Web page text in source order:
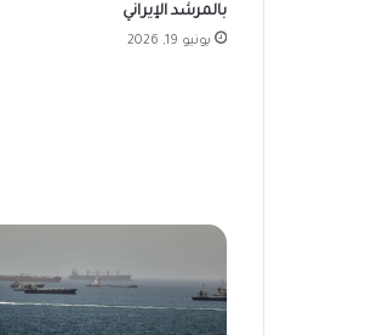
بالمرشد الإيراني
يونيو 19, 2026